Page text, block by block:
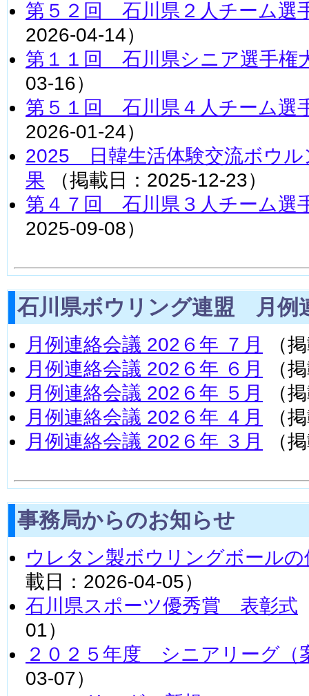
第５２回 石川県２人チーム選
2026-04-14）
第１１回 石川県シニア選手権
03-16）
第５１回 石川県４人チーム選
2026-01-24）
2025 日韓生活体験交流ボウ
果 （掲載日：2025-12-23）
第４７回 石川県３人チーム選
2025-09-08）
石川県ボウリング連盟 月例
月例連絡会議 202６年 ７月
（
月例連絡会議 202６年 ６月
（
月例連絡会議 202６年 ５月
（
月例連絡会議 202６年 ４月
（
月例連絡会議 202６年 ３月
（
事務局からのお知らせ
ウレタン製ボウリングボール
載日：2026-04-05）
石川県スポーツ優秀賞 表彰式
01）
２０２５年度 シニアリーグ（
03-07）